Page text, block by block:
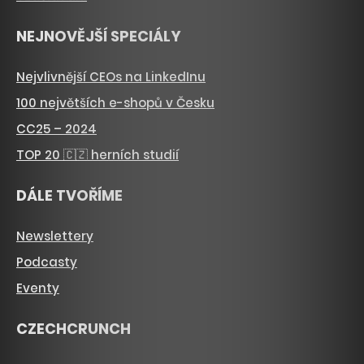
NEJNOVĚJŠÍ SPECIÁLY
Nejvlivnější CEOs na LinkedInu
100 největších e-shopů v Česku
CC25 – 2024
TOP 20 🇨🇿 herních studií
DÁLE TVOŘÍME
Newslettery
Podcasty
Eventy
CZECHCRUNCH